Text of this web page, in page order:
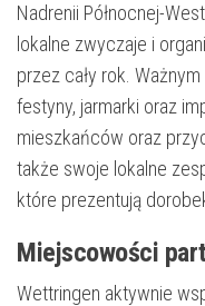
Nadrenii Północnej-
lokalne zwyczaje i
przez cały rok.
festyny, jarmarki oraz
mieszkańców oraz
także swoje lokalne
które prezentują
Miejscowości
Wettringen aktywnie